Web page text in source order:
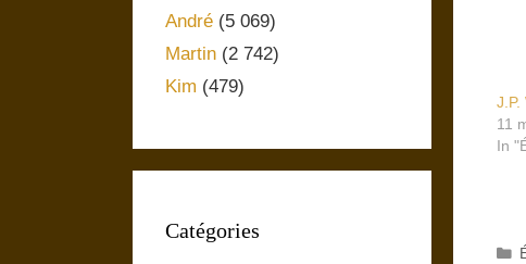
J.P.
11
In
André (5 069)
Martin (2 742)
Kim (479)
Catégories